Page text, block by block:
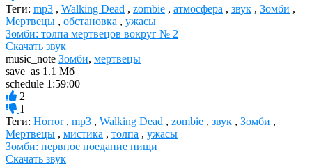
Теги: mp3 , Walking Dead , zombie , атмосфера , звук , Зомби ,
Мертвецы , обстановка , ужасы
Зомби: толпа мертвецов вокруг № 2
Скачать звук
music_note Зомби, мертвецы
save_as 1.1 Мб
schedule 1:59:00
2
1
Теги: Horror, mp3 , Walking Dead , zombie , звук , Зомби ,
Мертвецы , мистика , толпа , ужасы
Зомби: нервное поедание пищи
Скачать звук